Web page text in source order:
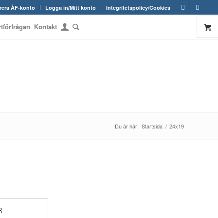
ÅF-konto Logga in/Mitt konto Integritetspolicy/Cookies
Kontakt
Du är här: Startsida / 24x19